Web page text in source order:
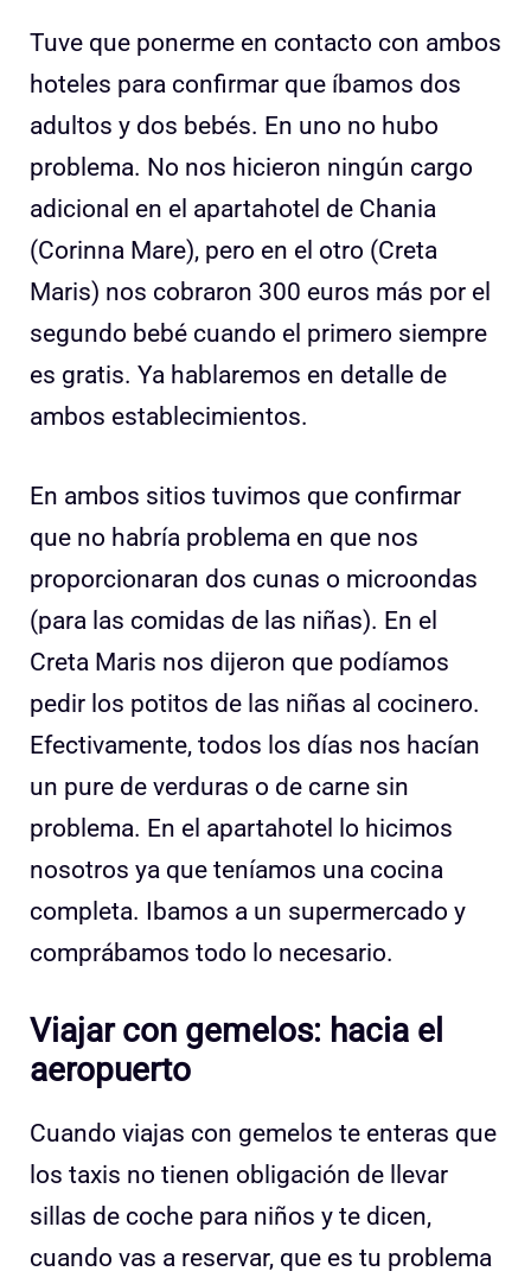
Tuve que ponerme en contacto con ambos
hoteles para confirmar que íbamos dos
adultos y dos bebés. En uno no hubo
problema. No nos hicieron ningún cargo
adicional en el apartahotel de Chania
(Corinna Mare), pero en el otro (Creta
Maris) nos cobraron 300 euros más por el
segundo bebé cuando el primero siempre
es gratis. Ya hablaremos en detalle de
ambos establecimientos.
En ambos sitios tuvimos que confirmar
que no habría problema en que nos
proporcionaran dos cunas o microondas
(para las comidas de las niñas). En el
Creta Maris nos dijeron que podíamos
pedir los potitos de las niñas al cocinero.
Efectivamente, todos los días nos hacían
un pure de verduras o de carne sin
problema. En el apartahotel lo hicimos
nosotros ya que teníamos una cocina
completa. Ibamos a un supermercado y
comprábamos todo lo necesario.
Viajar con gemelos: hacia el
aeropuerto
Cuando viajas con gemelos te enteras que
los taxis no tienen obligación de llevar
sillas de coche para niños y te dicen,
cuando vas a reservar, que es tu problema